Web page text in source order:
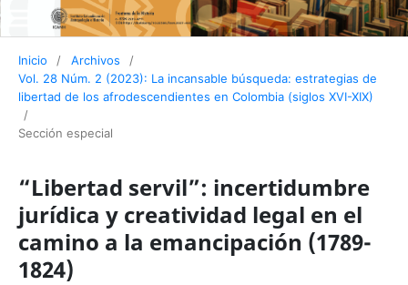
Inicio / Archivos
/
Vol. 28 Núm. 2 (2023): La incansable búsqueda: estrategias de
libertad de los afrodescendientes en Colombia (siglos XVI-XIX)
/
Sección especial
“Libertad servil”: incertidumbre
jurídica y creatividad legal en el
camino a la emancipación (1789-
1824)